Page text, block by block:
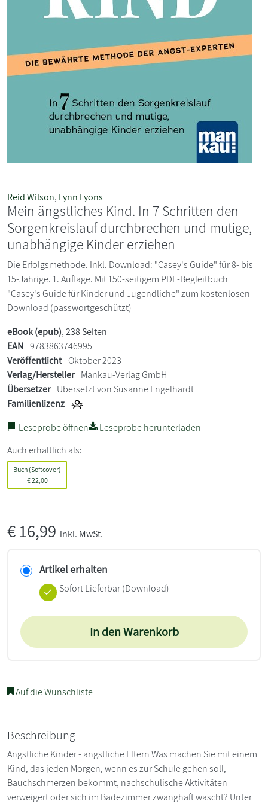
Reid Wilson, Lynn Lyons
Mein ängstliches Kind. In 7 Schritten den
Sorgenkreislauf durchbrechen und mutige,
unabhängige Kinder erziehen
Die Erfolgsmethode. Inkl. Download: "Casey's Guide" für 8- bis
15-Jährige. 1. Auflage. Mit 150-seitigem PDF-Begleitbuch
"Casey's Guide für Kinder und Jugendliche" zum kostenlosen
Download (passwortgeschützt)
eBook (epub), 238 Seiten
EAN 9783863746995
Veröffentlicht Oktober 2023
Verlag/Hersteller Mankau-Verlag GmbH
Übersetzer Übersetzt von Susanne Engelhardt
Familienlizenz
Leseprobe öffnen
Leseprobe herunterladen
Auch erhältlich als:
Buch (Softcover)
€22,00
€16,99 inkl. MwSt.
Artikel erhalten
Sofort Lieferbar (Download)
In den Warenkorb
Auf die Wunschliste
Beschreibung
Ängstliche Kinder - ängstliche Eltern Was machen Sie mit einem
Kind, das jeden Morgen, wenn es zur Schule gehen soll,
Bauchschmerzen bekommt, nachschulische Aktivitäten
verweigert oder sich im Badezimmer zwanghaft wäscht? Unter